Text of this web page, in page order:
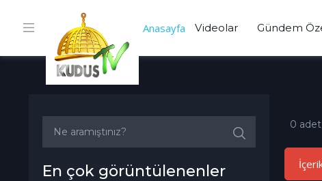
Anasayfa Videolar Gündem
En çok görüntülenenler
0